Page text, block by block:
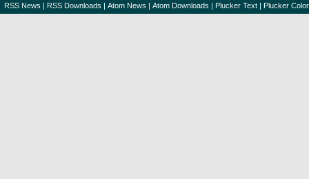
RSS News | RSS Downloads | Atom News | Atom Downloads | Plucker Text | Plucker Color